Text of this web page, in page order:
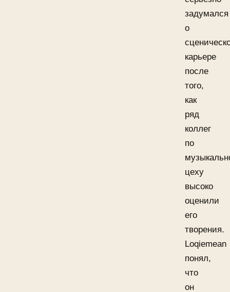
задумался
о
карьере
после
того,
как
ряд
коллег
по
цеху
высоко
оценили
его
творения.
Loqiemean
понял,
что
он